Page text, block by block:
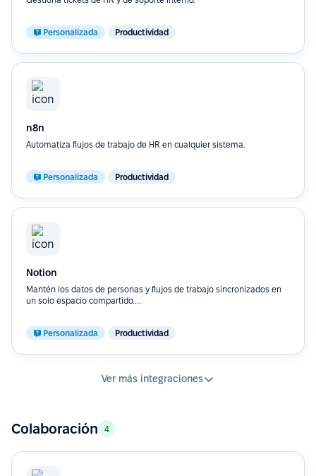
Personalizada Productividad
n8n
Automatiza flujos de trabajo de HR en cualquier sistema.
Personalizada Productividad
Notion
Mantén los datos de personas y flujos de trabajo sincronizados en
un solo espacio compartido....
Personalizada Productividad
Ver más integraciones
Colaboración 4